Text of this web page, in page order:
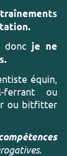
donc je ne
équin,
ferrant ou
ou bitfitter